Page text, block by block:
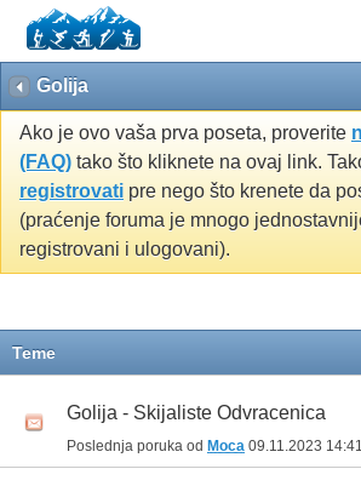
Golija
Ako je ovo vaša prva poseta, proverite
(FAQ) tako što kliknete na ovaj link.
registrovati pre nego što krenete da
(praćenje foruma je mnogo
registrovani i ulogovani).
Teme
Golija - Skijaliste Odvracenica
Poslednja poruka od Moca 09.11.2023 14:41